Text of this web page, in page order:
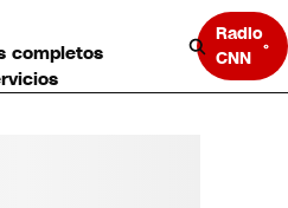
completos
Radio
CNN